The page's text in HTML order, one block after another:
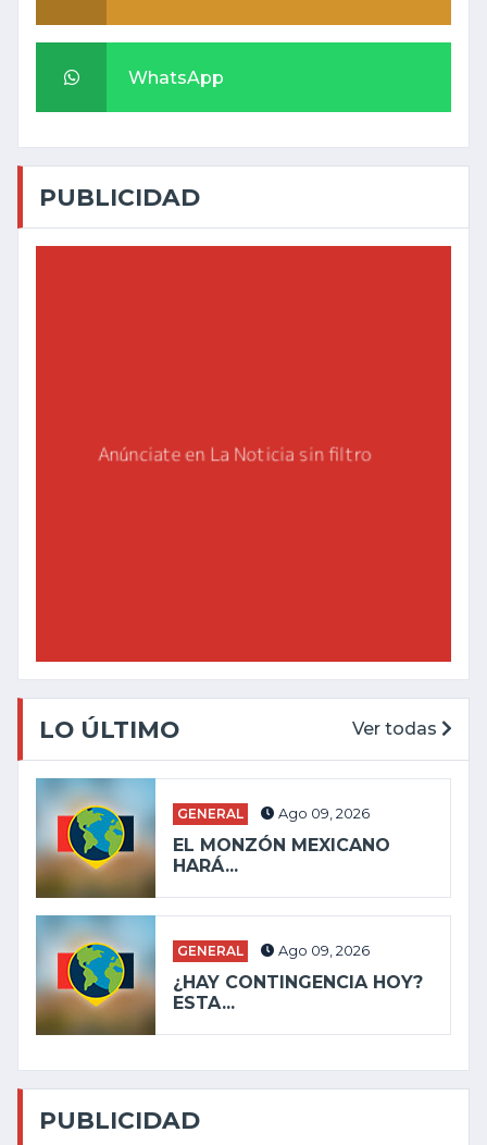
WhatsApp
PUBLICIDAD
LO ÚLTIMO Ver todas
GENERAL Ago 09, 2026
EL MONZÓN MEXICANO
HARÁ...
GENERAL Ago 09, 2026
¿HAY CONTINGENCIA HOY?
ESTA...
PUBLICIDAD